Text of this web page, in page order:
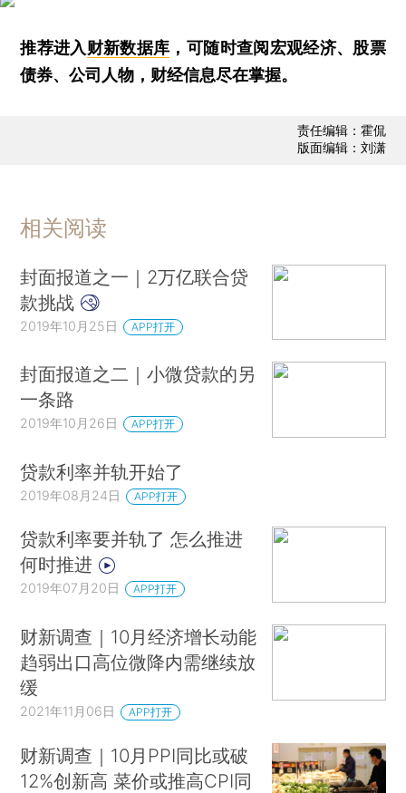
推荐进入财新数据库 ，可随时查阅宏观经济、股票
债券、公司人物，财经信息尽在掌握。
责任编辑：霍侃
版面编辑：刘潇
相关阅读
封面报道之一｜2万亿联合贷
款挑战
2019年10月25日 APP打开
封面报道之二｜小微贷款的另
一条路
2019年10月26日 APP打开
贷款利率并轨开始了
2019年08月24日 APP打开
贷款利率要并轨了 怎么推进
何时推进
2019年07月20日 APP打开
财新调查｜10月经济增长动能
趋弱出口高位微降内需继续放
缓
2021年11月06日 APP打开
财新调查｜10月PPI同比或破
12%创新高 菜价或推高CPI同